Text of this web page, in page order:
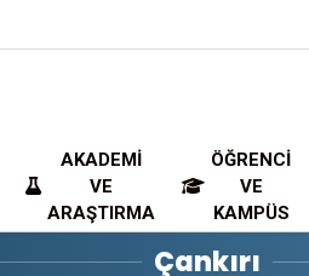
AKADEMI
VE
ARAŞTIRMA
ÖĞRENCI
VE
KAMPÜS
Çankırı